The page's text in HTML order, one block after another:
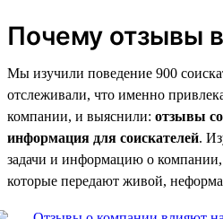
Почему отзывы
Мы изучили поведение 900
отслеживали, что именно
компании, и выяснили: отзывы
информация для соискателей.
задачи и информацию о компании,
которые передают живой,